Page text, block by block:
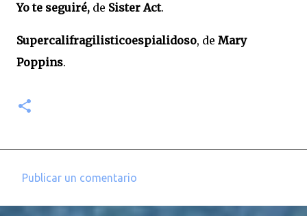
Yo te seguiré, de Sister Act.
Supercalifragilisticoespialidoso, de Mary
Poppins.
Publicar un comentario